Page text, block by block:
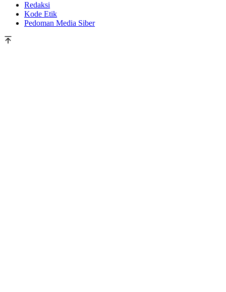
Redaksi
Kode Etik
Pedoman Media Siber